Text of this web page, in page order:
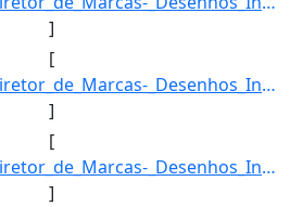
]
[
5: Titulo_da_Agenda-Diretor_de_Marcas-_Desenhos_Industriais_e_Indicacoes_Geograficas-Descricao_da_Agend]
]
[
6: Titulo_da_Agenda-Diretor_de_Marcas-_Desenhos_Industriais_e_Indicacoes_Geograficas-Descricao_da_Agend]
]